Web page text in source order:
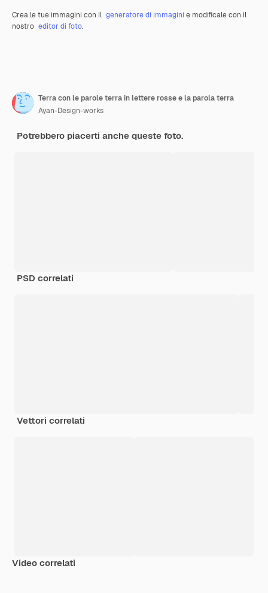
Crea le tue immagini con il generatore di immagini e modificale con il
nostro editor di foto.
Terra con le parole terra in lettere rosse e la parola terra
Ayan-Design-works
Potrebbero piacerti anche queste foto.
PSD correlati
Vettori correlati
Video correlati